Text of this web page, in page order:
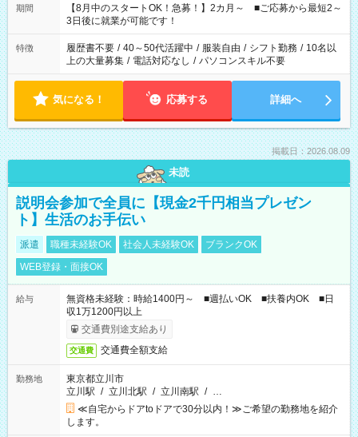
「できれば残業はしたくない」 など、ご希望を教えてください
ね。 ※Wワーク希望の方へ 今ご覧のお仕事で希望する勤務時間
と、もう1つのお仕事の勤務時間。 合計で週40時間を超える場
合は応募できません。
期間
【8月中のスタートOK！急募！】2カ月～ ■ご応募から最短2～
3日後に就業が可能です！
特徴 履歴書不要 / 40～50代活躍中 / 服装自由 / シフト勤務 / 10名以
上の大量募集 / 電話対応なし / パソコンスキル不要
気になる！ 応募する 詳細へ
掲載日：2026.08.09
未読
説明会参加で全員に【現金2千円相当プレゼン
ト】生活のお手伝い
派遣 職種未経験OK 社会人未経験OK
ブランクOK
WEB登録・面接OK
給与
無資格未経験：時給1400円～ ■週払いOK ■扶養内OK ■日
収1万1200円以上
交通費別途支給あり
交通費 交通費全額支給
勤務地
東京都立川市
立川駅 / 立川北駅 / 立川南駅 / …
≪自宅からドアtoドアで30分以内！≫ご希望の勤務地を紹介
します。